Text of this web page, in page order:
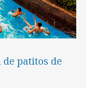
patitos de